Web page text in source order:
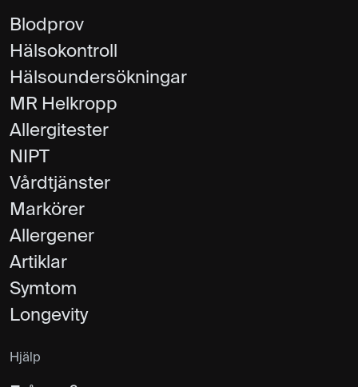
Blodprov
Hälsokontroll
Hälsoundersökningar
MR Helkropp
Allergitester
NIPT
Vårdtjänster
Markörer
Allergener
Artiklar
Symtom
Longevity
Hjälp